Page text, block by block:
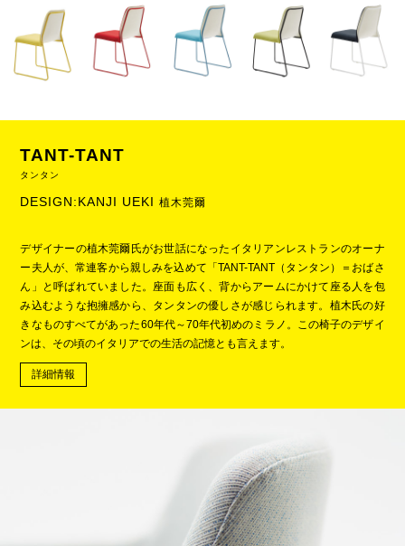
TANT-TANT
タンタン
DESIGN:KANJI UEKI植木莞爾
デザイナーの植木莞爾氏がお世話になったイタリアンレストランのオーナ
ー夫人が、常連客から親しみを込めて「TANT-TANT（タンタン）＝おばさ
ん」と呼ばれていました。座面も広く、背からアームにかけて座る人を包
み込むような抱擁感から、タンタンの優しさが感じられます。植木氏の好
きなものすべてがあった60年代～70年代初めのミラノ。この椅子のデザイ
ンは、その頃のイタリアでの生活の記憶とも言えます。
詳細情報